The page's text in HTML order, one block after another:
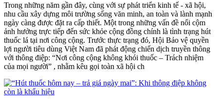
Trong những năm gần đây, cùng với sự phát triển kinh tế - xã hội,
nhu cầu xây dựng môi trường sống văn minh, an toàn và lành mạnh
ngày càng được đặt ra cấp thiết. Một trong những vấn đề nổi cộm
ảnh hưởng trực tiếp đến sức khỏe cộng đồng chính là tình trạng hút
thuốc lá tại nơi công cộng. Trước thực trạng đó, Hội Bảo vệ quyền
lợi người tiêu dùng Việt Nam đã phát động chiến dịch truyền thông
với thông điệp: “Nơi công cộng không khói thuốc – Trách nhiệm
của mọi người” , nhằm kêu gọi toàn xã hội ch